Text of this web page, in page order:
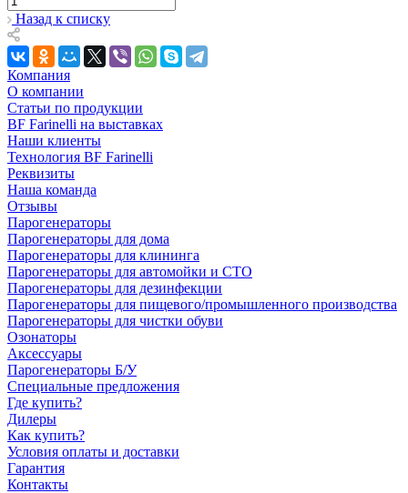
Назад к списку
Компания
О компании
Статьи по продукции
BF Farinelli на выставках
Наши клиенты
Технология BF Farinelli
Реквизиты
Наша команда
Отзывы
Парогенераторы
Парогенераторы для дома
Парогенераторы для клининга
Парогенераторы для автомойки и СТО
Парогенераторы для дезинфекции
Парогенераторы для пищевого/промышленного производства
Парогенераторы для чистки обуви
Озонаторы
Аксессуары
Парогенераторы Б/У
Специальные предложения
Где купить?
Дилеры
Как купить?
Условия оплаты и доставки
Гарантия
Контакты